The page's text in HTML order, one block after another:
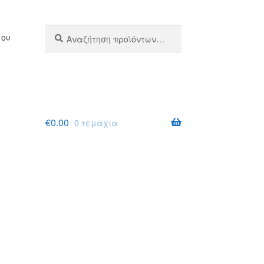
για:
€0.00 0 τεμάχια